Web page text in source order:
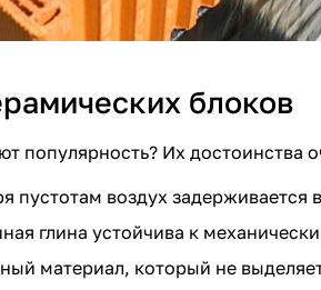
блоков
популярность? Их достоинства
пустотам воздух
глина устойчива к
материал, который не